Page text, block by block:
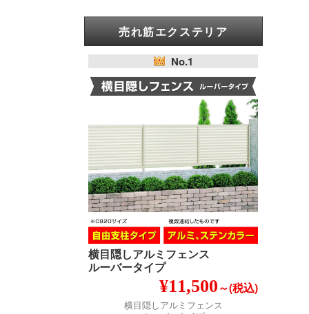
売れ筋エクステリア
No.1
横目隠しアルミフェンス
ルーバータイプ
¥11,500～(税込)
横目隠しアルミフェンス